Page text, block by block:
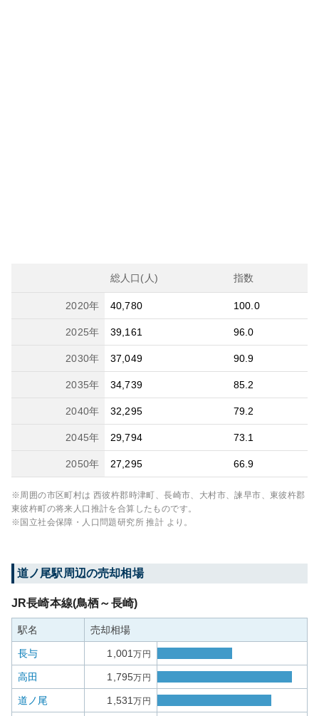
総人口(人) 指数
2020年 40,780 100.0
2025年 39,161 96.0
2030年 37,049 90.9
2035年 34,739 85.2
2040年 32,295 79.2
2045年 29,794 73.1
2050年 27,295 66.9
※周囲の市区町村は 西彼杵郡時津町、長崎市、大村市、諫早市、東彼杵郡
東彼杵町の将来人口推計を合算したものです。
※国立社会保障・人口問題研究所 推計 より。
道ノ尾駅周辺の売却相場
JR長崎本線(鳥栖～長崎)
駅名 売却相場
長与 1,001万円
高田 1,795万円
道ノ尾 1,531万円